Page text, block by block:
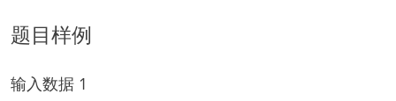
题目样例
输入数据 1